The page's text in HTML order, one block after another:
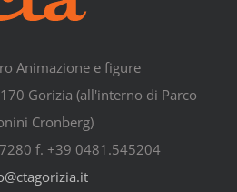
Animazione e figure
Gorizia (all'interno di Parco
Cronberg)
f. +39 0481.545204